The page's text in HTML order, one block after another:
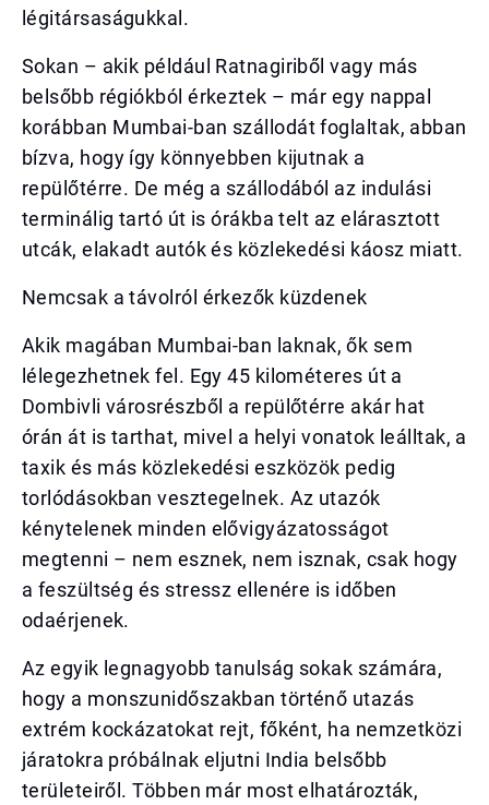
légitársaságukkal.
Sokan – akik például Ratnagiriből vagy más
belsőbb régiókból érkeztek – már egy nappal
korábban Mumbai-ban szállodát foglaltak, abban
bízva, hogy így könnyebben kijutnak a
repülőtérre. De még a szállodából az indulási
terminálig tartó út is órákba telt az elárasztott
utcák, elakadt autók és közlekedési káosz miatt.
Nemcsak a távolról érkezők küzdenek
Akik magában Mumbai-ban laknak, ők sem
lélegezhetnek fel. Egy 45 kilométeres út a
Dombivli városrészből a repülőtérre akár hat
órán át is tarthat, mivel a helyi vonatok leálltak, a
taxik és más közlekedési eszközök pedig
torlódásokban vesztegelnek. Az utazók
kénytelenek minden elővigyázatosságot
megtenni – nem esznek, nem isznak, csak hogy
a feszültség és stressz ellenére is időben
odaérjenek.
Az egyik legnagyobb tanulság sokak számára,
hogy a monszunidőszakban történő utazás
extrém kockázatokat rejt, főként, ha nemzetközi
járatokra próbálnak eljutni India belsőbb
területeiről. Többen már most elhatározták,